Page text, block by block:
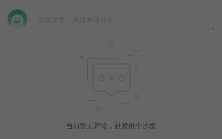
当前暂无评论，赶紧抢个沙发